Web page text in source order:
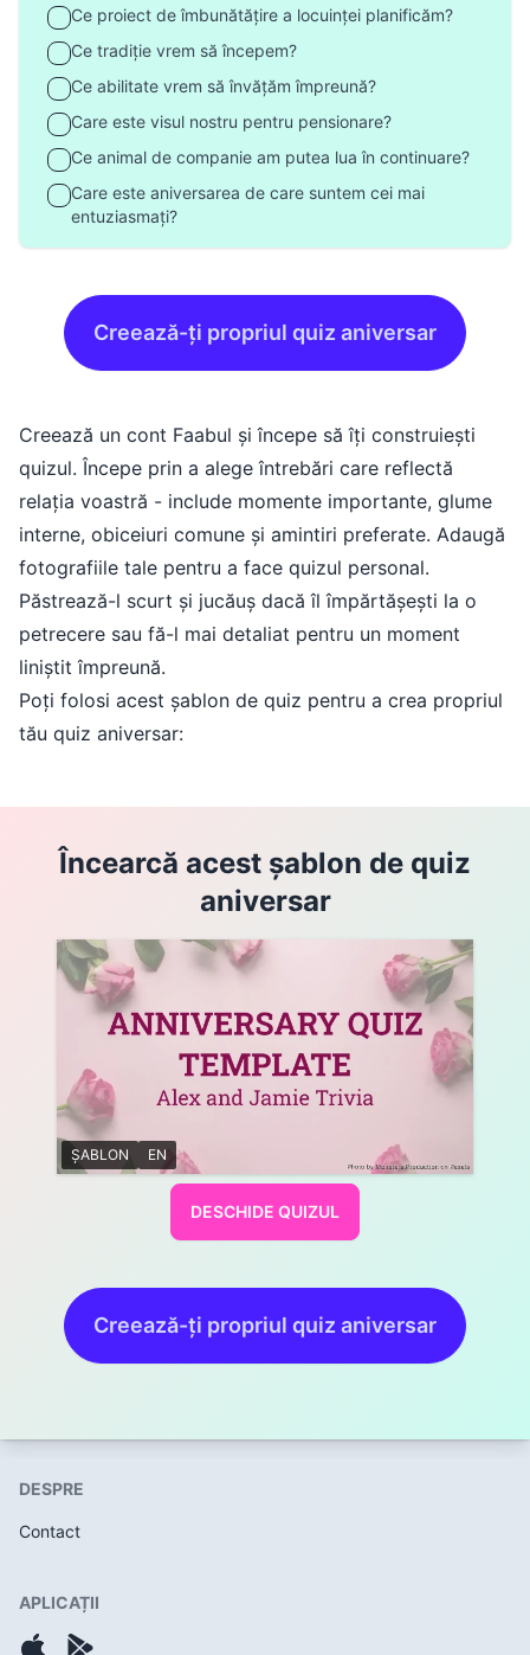
Ce proiect de îmbunătățire a locuinței planificăm?
Ce tradiție vrem să începem?
Ce abilitate vrem să învățăm împreună?
Care este visul nostru pentru pensionare?
Ce animal de companie am putea lua în continuare?
Care este aniversarea de care suntem cei mai
entuziasmați?
Creează-ți propriul quiz aniversar
Creează un cont Faabul și începe să îți construiești
quizul. Începe prin a alege întrebări care reflectă
relația voastră - include momente importante, glume
interne, obiceiuri comune și amintiri preferate. Adaugă
fotografiile tale pentru a face quizul personal.
Păstrează-l scurt și jucăuș dacă îl împărtășești la o
petrecere sau fă-l mai detaliat pentru un moment
liniștit împreună.
Poți folosi acest șablon de quiz pentru a crea propriul
tău quiz aniversar:
Încearcă acest șablon de quiz
aniversar
ȘABLON EN
DESCHIDE QUIZUL
Creează-ți propriul quiz aniversar
DESPRE
Contact
APLICAȚII